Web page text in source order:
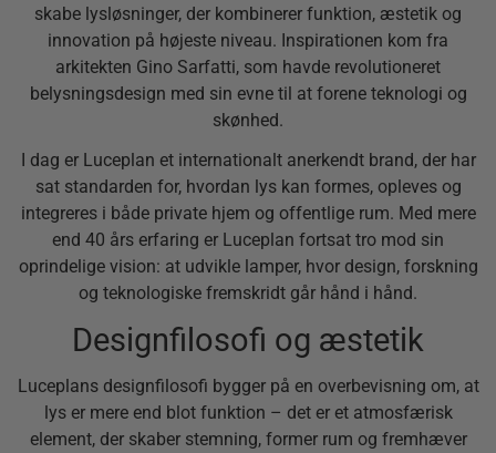
skabe lysløsninger, der kombinerer funktion, æstetik og
innovation på højeste niveau. Inspirationen kom fra
arkitekten Gino Sarfatti, som havde revolutioneret
belysningsdesign med sin evne til at forene teknologi og
skønhed.
I dag er Luceplan et internationalt anerkendt brand, der har
sat standarden for, hvordan lys kan formes, opleves og
integreres i både private hjem og offentlige rum. Med mere
end 40 års erfaring er Luceplan fortsat tro mod sin
oprindelige vision: at udvikle lamper, hvor design, forskning
og teknologiske fremskridt går hånd i hånd.
Designfilosofi og æstetik
Luceplans designfilosofi bygger på en overbevisning om, at
lys er mere end blot funktion – det er et atmosfærisk
element, der skaber stemning, former rum og fremhæver